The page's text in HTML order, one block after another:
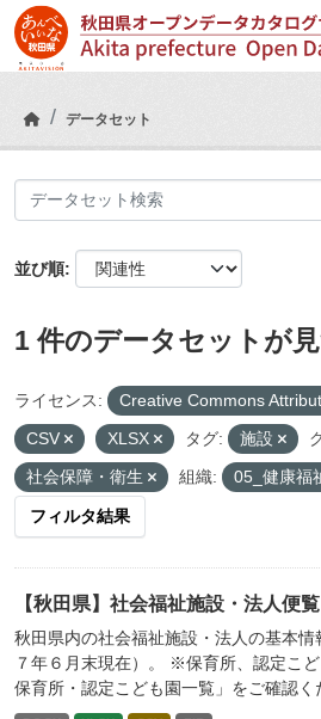
Skip to main content
データセット
並び順
1 件のデータセットが
ライセンス: Creative Commons
CSV
XLSX タグ: 施設
社会保障・衛生
組織: 05_健康福
フィルタ結果
【秋田県】社会福祉施設・法人便
秋田県内の社会福祉施設・法人の基本
７年６月末現在）。 ※保育所、認定こ
保育所・認定こども園一覧」をご確認く